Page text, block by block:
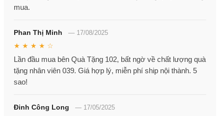
mua.
Phan Thị Minh — 17/08/2025
★ ★ ★ ★ ☆
Lần đầu mua bên Quà Tặng 102, bất ngờ về chất lượng quà
tặng nhân viên 039. Giá hợp lý, miễn phí ship nội thành. 5
sao!
Đinh Công Long — 17/05/2025